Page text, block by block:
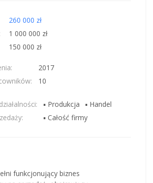
260 000 zł
1 000 000 zł
150 000 zł
2017
10
▪ Produkcja
▪ Handel
▪ Całość firmy
funkcjonujący biznes